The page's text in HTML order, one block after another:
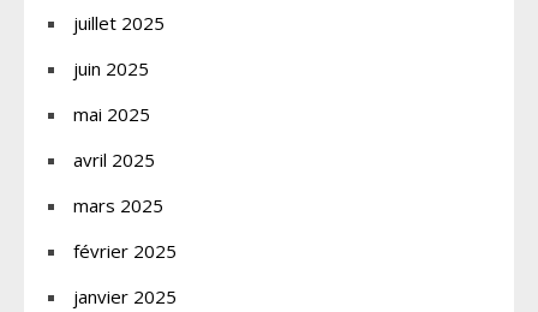
juillet 2025
juin 2025
mai 2025
avril 2025
mars 2025
février 2025
janvier 2025